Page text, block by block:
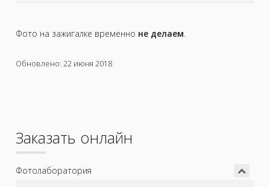
Фото на зажигалке временно не делаем.
Обновлено: 22 июня 2018
Заказать онлайн
Фотолаборатория